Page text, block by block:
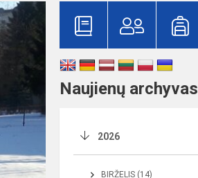
Naujienų archyvas
2026
BIRŽELIS (14)